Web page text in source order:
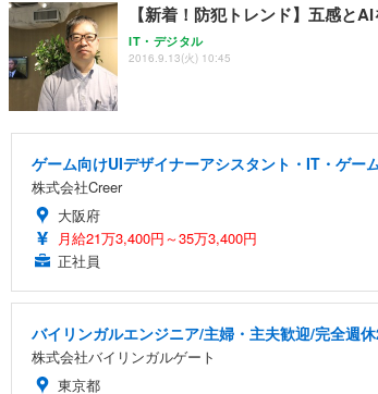
【新着！防犯トレンド】五感と
IT・デジタル
2016.9.13(火) 10:45
ゲーム向けUIデザイナーアシスタント・IT・ゲー
株式会社Creer
大阪府
月給21万3,400円～35万3,400円
正社員
バイリンガルエンジニア/主婦・主夫歓迎/完全週
株式会社バイリンガルゲート
東京都